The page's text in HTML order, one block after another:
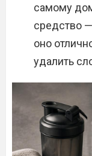
самому
средство
оно
удалить